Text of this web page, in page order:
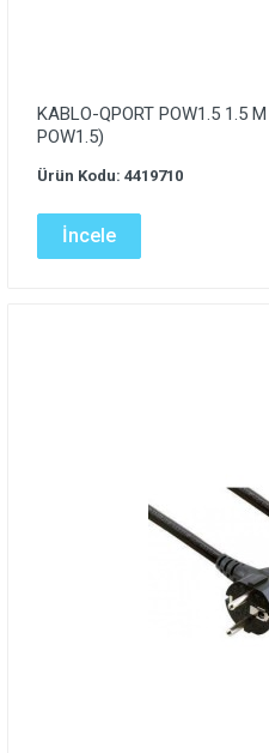
KABLO-QPORT POW1.5 1.5
POW1.5)
Ürün Kodu: 4419710
İncele